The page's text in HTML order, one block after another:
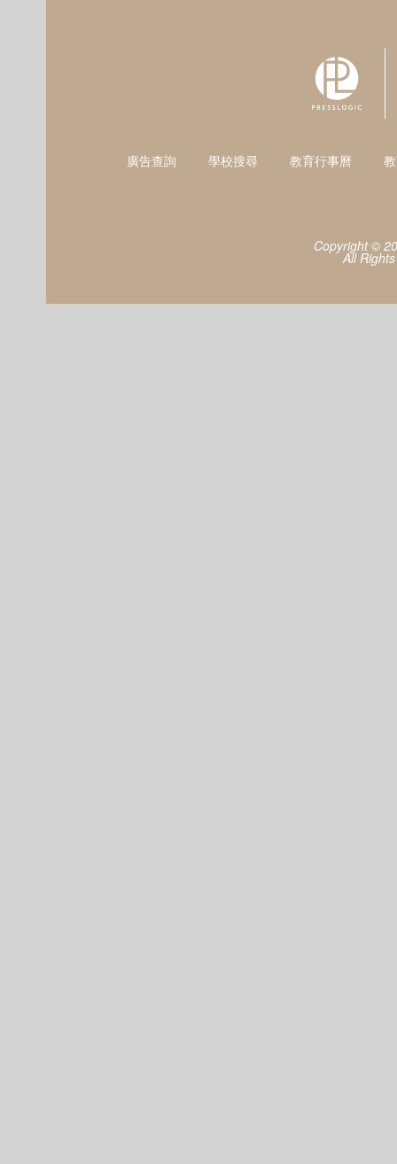
廣告查詢 學校搜尋 教育行事曆
Copyright ©
All